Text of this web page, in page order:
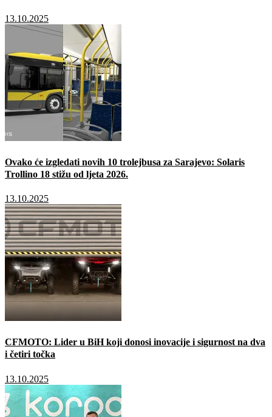
13.10.2025
Ovako će izgledati novih 10 trolejbusa za Sarajevo: Solaris
Trollino 18 stižu od ljeta 2026.
13.10.2025
CFMOTO: Lider u BiH koji donosi inovacije i sigurnost na dva
i četiri točka
13.10.2025